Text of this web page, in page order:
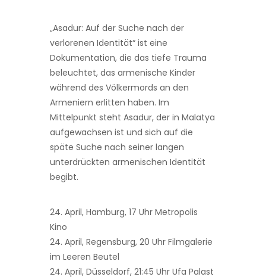
„Asadur: Auf der Suche nach der
verlorenen Identität“ ist eine
Dokumentation, die das tiefe Trauma
beleuchtet, das armenische Kinder
während des Völkermords an den
Armeniern erlitten haben. Im
Mittelpunkt steht Asadur, der in Malatya
aufgewachsen ist und sich auf die
späte Suche nach seiner langen
unterdrückten armenischen Identität
begibt.
24. April, Hamburg, 17 Uhr Metropolis
Kino
24. April, Regensburg, 20 Uhr Filmgalerie
im Leeren Beutel
24. April, Düsseldorf, 21:45 Uhr Ufa Palast